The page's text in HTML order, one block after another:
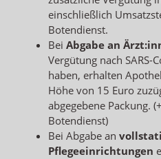
einschließlich
Botendienst.
Bei Abgabe an
Vergütung nach SARS-
haben, erhalten
Höhe von 15 Euro
abgegebene Packung.
Botendienst)
Bei Abgabe an
Pflegeeinrichtungen